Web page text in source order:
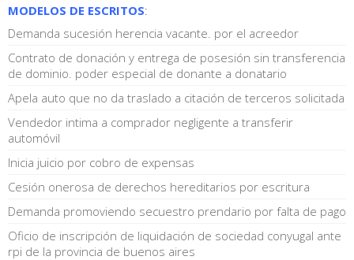
MODELOS DE ESCRITOS:
Demanda sucesión herencia vacante. por el acreedor
Contrato de donación y entrega de posesión sin transferencia
de dominio. poder especial de donante a donatario
Apela auto que no da traslado a citación de terceros solicitada
Vendedor intima a comprador negligente a transferir
automóvil
Inicia juicio por cobro de expensas
Cesión onerosa de derechos hereditarios por escritura
Demanda promoviendo secuestro prendario por falta de pago
Oficio de inscripción de liquidación de sociedad conyugal ante
rpi de la provincia de buenos aires